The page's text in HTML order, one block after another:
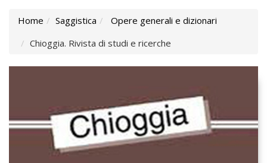
Home Saggistica
Opere generali e dizionari
Chioggia. Rivista di studi e ricerche